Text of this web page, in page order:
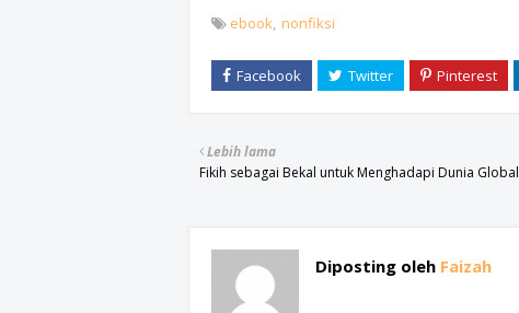
ebook nonfiksi
Lebih lama
Fikih sebagai Bekal untuk Menghadapi Dunia Global
Diposting oleh Faizah